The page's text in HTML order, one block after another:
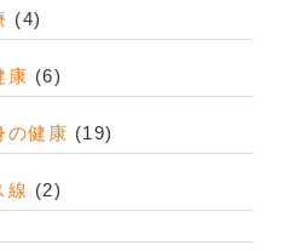
(4)
康 (6)
の健康 (19)
線 (2)